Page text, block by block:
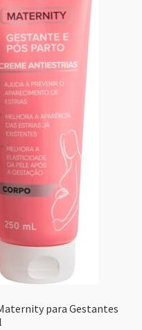
para Gestantes